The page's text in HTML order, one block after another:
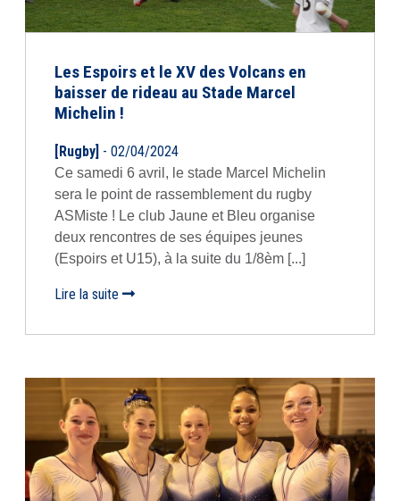
Les Espoirs et le XV des Volcans en
baisser de rideau au Stade Marcel
Michelin !
[Rugby] - 02/04/2024
Ce samedi 6 avril, le stade Marcel Michelin
sera le point de rassemblement du rugby
ASMiste ! Le club Jaune et Bleu organise
deux rencontres de ses équipes jeunes
(Espoirs et U15), à la suite du 1/8èm [...]
Lire la suite